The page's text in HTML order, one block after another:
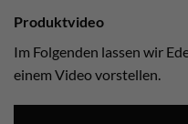
Produktvideo
Im Folgenden lassen wir
einem Video vorstellen.